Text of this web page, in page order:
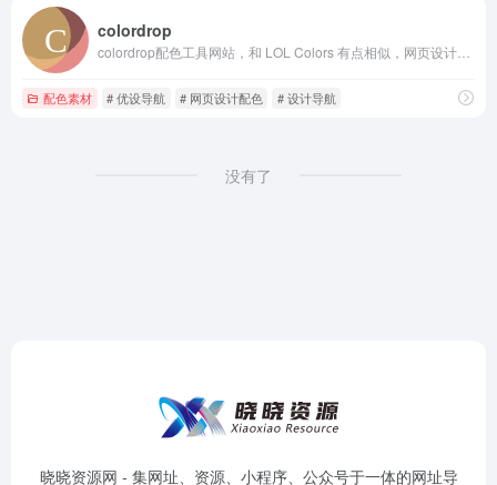
colordrop
配色素材 # 优设导航 # 网页设计配色 # 设计导航
没有了
晓晓资源网 - 集网址、资源、小程序、公众号于一体的网址导